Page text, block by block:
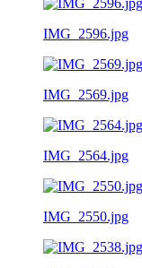
IMG_2596.jpg
IMG_2569.jpg
IMG_2564.jpg
IMG_2550.jpg